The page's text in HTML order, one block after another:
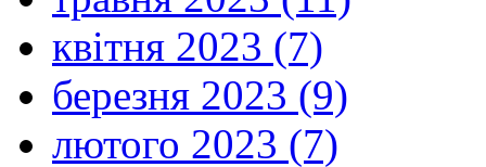
квітня 2023 (7)
березня 2023 (9)
лютого 2023 (7)